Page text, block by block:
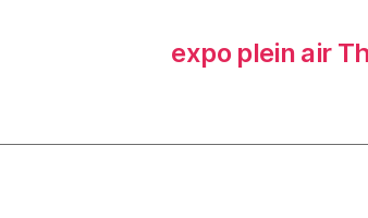
expo plein air